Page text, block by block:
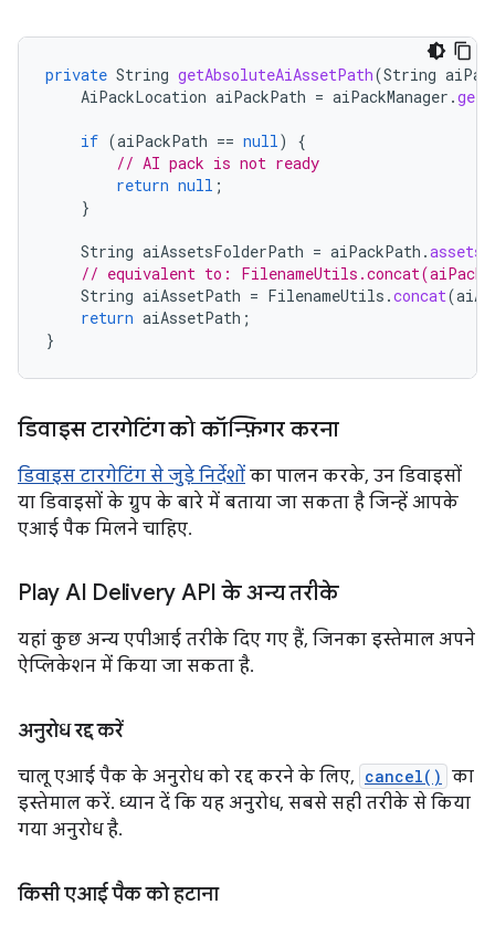
private String getAbsoluteAiAssetPath(String
AiPackLocation aiPackPath = aiPackManager .
if (aiPackPath == null)
{
// AI pack is not ready
return null ;
}
String aiAssetsFolderPath = aiPackPath .
// equivalent to:
String aiAssetPath = FilenameUtils .concat(
return aiAssetPath ;
}
डिवाइस टारगेटिंग को कॉन्फ़िगर करना
डिवाइस टारगेटिंग से जुड़े निर्देशों का पालन करके, उन डिवाइसों
या डिवाइसों के ग्रुप के बारे में बताया जा सकता है जिन्हें आपके
एआई पैक मिलने चाहिए.
Play AI Delivery API के अन्य तरीके
यहां कुछ अन्य एपीआई तरीके दिए गए हैं, जिनका इस्तेमाल अपने
ऐप्लिकेशन में किया जा सकता है.
अनुरोध रद्द करें
चालू एआई पैक के अनुरोध को रद्द करने के लिए, cancel() का
इस्तेमाल करें. ध्यान दें कि यह अनुरोध, सबसे सही तरीके से किया
गया अनुरोध है.
किसी एआई पैक को हटाना